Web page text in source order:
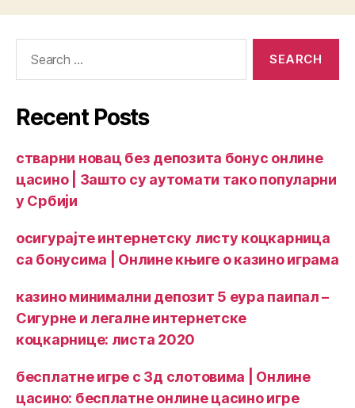
Recent Posts
стварни новац без депозита бонус онлине
цасино | Зашто су аутомати тако популарни
у Србији
осигурајте интернетску листу коцкарница
са бонусима | Онлине књиге о казино играма
казино минимални депозит 5 еура паипал –
Сигурне и легалне интернетске
коцкарнице: листа 2020
бесплатне игре с 3д слотовима | Онлине
цасино: бесплатне онлине цасино игре